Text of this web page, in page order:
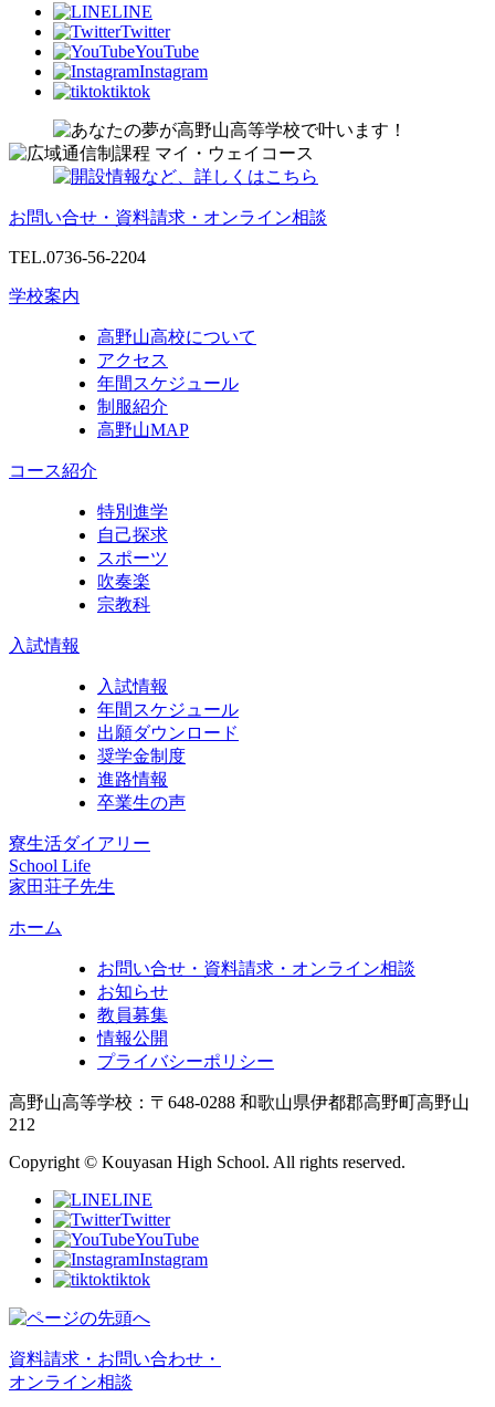
LINE
Twitter
YouTube
Instagram
tiktok
お問い合せ・資料請求・オンライン相談
TEL.0736-56-2204
学校案内
高野山高校について
アクセス
年間スケジュール
制服紹介
高野山MAP
コース紹介
特別進学
自己探求
スポーツ
吹奏楽
宗教科
入試情報
入試情報
年間スケジュール
出願ダウンロード
奨学金制度
進路情報
卒業生の声
寮生活ダイアリー
School Life
家田荘子先生
ホーム
お問い合せ・資料請求・オンライン相談
お知らせ
教員募集
情報公開
プライバシーポリシー
高野山高等学校：〒648-0288 和歌山県伊都郡高野町高野山
212
Copyright © Kouyasan High School. All rights reserved.
LINE
Twitter
YouTube
Instagram
tiktok
資料請求・お問い合わせ・
オンライン相談